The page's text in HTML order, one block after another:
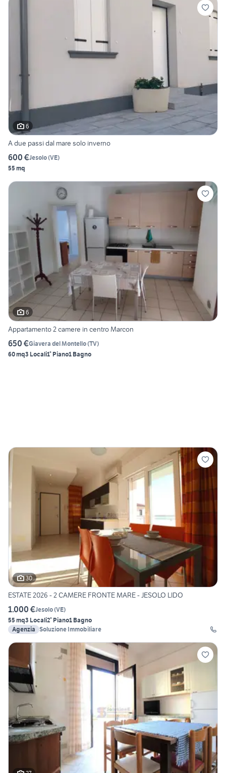
6
A due passi dal mare solo inverno
600 €Jesolo(VE)
55 mq
6
Appartamento 2 camere in centro Marcon
650 €Giavera del Montello(TV)
60 mq3 Locali1° Piano1 Bagno
30
ESTATE 2026 - 2 CAMERE FRONTE MARE - JESOLO LIDO
1.000 €Jesolo(VE)
55 mq3 Locali2° Piano1 Bagno
Agenzia Soluzione Immobiliare